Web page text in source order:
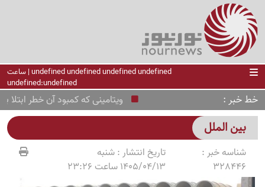
undefined undefined undefined undefined | ساعت
undefined:undefined
خط خبر ویتامینی که کمبود آن خطر ابتلا به
بین الملل
شناسه خبر :
328446
تاریخ انتشار :شنبه
1405/04/13 ساعت 23:26